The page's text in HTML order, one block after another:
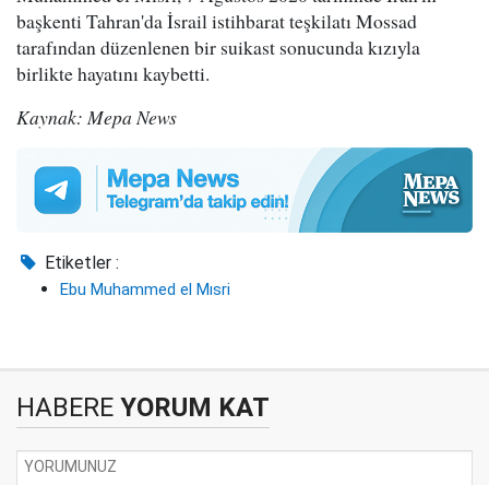
başkenti Tahran'da İsrail istihbarat teşkilatı Mossad
tarafından düzenlenen bir suikast sonucunda kızıyla
birlikte hayatını kaybetti.
Kaynak: Mepa News
Etiketler :
Ebu Muhammed el Mısri
HABERE YORUM KAT